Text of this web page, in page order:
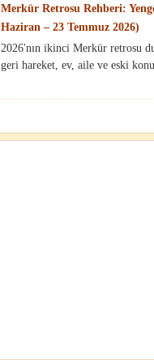
Merkür Retrosu Rehberi:
Haziran – 23 Temmuz 2026)
2026'nın ikinci Merkür retrosu
geri hareket, ev, aile ve eski